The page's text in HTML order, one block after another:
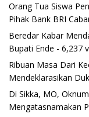
Orang Tua Siswa
Pihak Bank BRI
Beredar Kabar
Bupati Ende - 6,237
Ribuan Masa Dari
Mendeklarasikan
Di Sikka, MO,
Mengatasnamakan